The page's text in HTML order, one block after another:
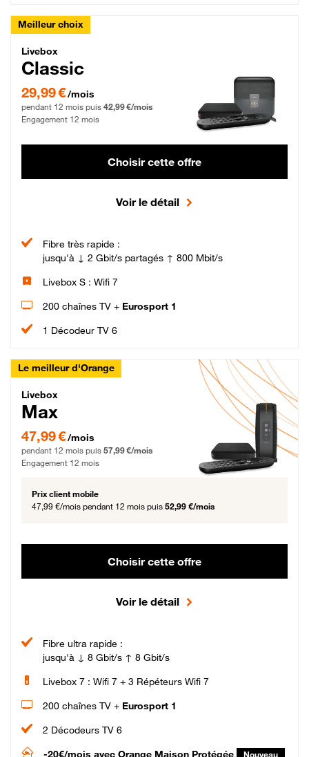
Meilleur choix
Livebox Classic Fibre
Livebox
Classic
29,99 € par mois pendant 12 mois puis 42,99 € par mois, Engagement 12 mois
29,99 €/mois
pendant 12 mois puis 42,99 €/mois
Engagement 12 mois
Choisir cette offre
Voir le détail
Fibre très rapide :
jusqu'à ↓ 2 Gbit/s partagés ↑ 800 Mbit/s
Livebox S : Wifi 7
200 chaînes TV + Eurosport 1
1 Décodeur TV 6
Le meilleur d'Orange
Livebox Max Fibre
Livebox
Max
47,99 € par mois pendant 12 mois puis 57,99 € par mois, Engagement 12 mois
47,99 €/mois
pendant 12 mois puis 57,99 €/mois
Engagement 12 mois
Prix client mobile
47,99 €/mois pendant 12 mois puis 52,99 €/mois
Choisir cette offre
Voir le détail
Fibre ultra rapide :
jusqu'à ↓ 8 Gbit/s ↑ 8 Gbit/s
Livebox 7 : Wifi 7 + 3 Répéteurs Wifi 7
200 chaînes TV + Eurosport 1
2 Décodeurs TV 6
-20€/mois avec Orange Maison Protégée Nouveau